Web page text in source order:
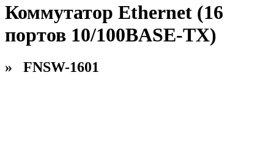
Коммутатор Ethernet (16
портов 10/100BASE-TX)
» FNSW-1601